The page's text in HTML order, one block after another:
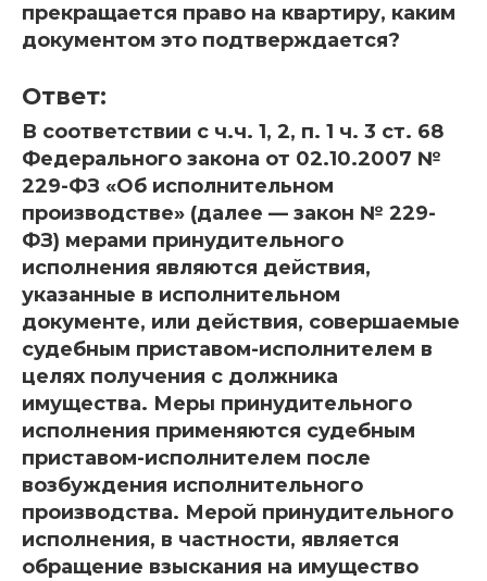
прекращается право на квартиру, каким
документом это подтверждается?
Ответ:
В соответствии с ч.ч. 1, 2, п. 1 ч. 3 ст. 68
Федерального закона от 02.10.2007 №
229-ФЗ «Об исполнительном
производстве» (далее — закон № 229-
ФЗ) мерами принудительного
исполнения являются действия,
указанные в исполнительном
документе, или действия, совершаемые
судебным приставом-исполнителем в
целях получения с должника
имущества. Меры принудительного
исполнения применяются судебным
приставом-исполнителем после
возбуждения исполнительного
производства. Мерой принудительного
исполнения, в частности, является
обращение взыскания на имущество